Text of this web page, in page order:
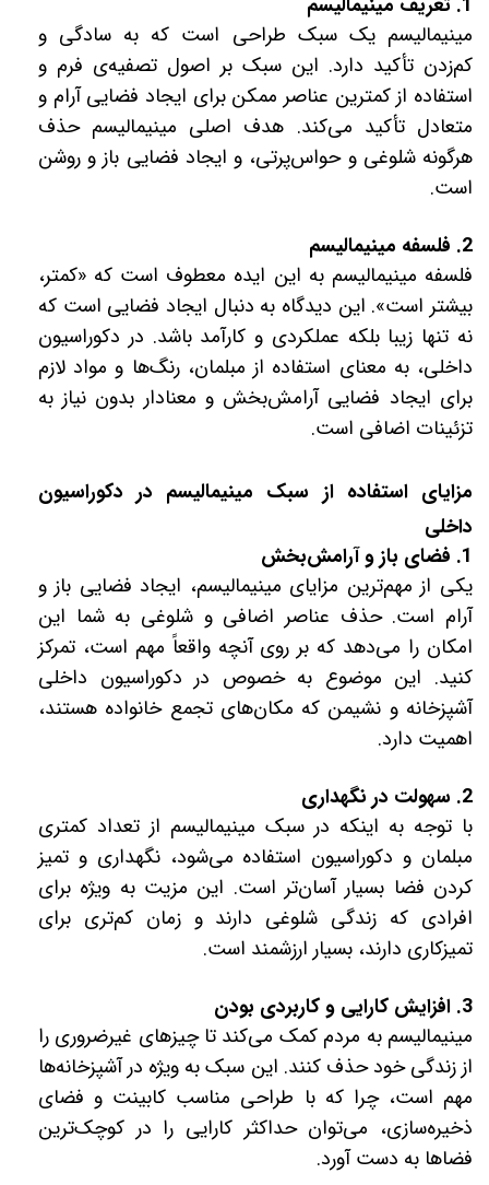
مینیمالیسم یک سبک طراحی است که به سادگی و
کم‌زدن تأکید دارد. این سبک بر اصول تصفیه‌ی فرم و
استفاده از کمترین عناصر ممکن برای ایجاد فضایی آرام و
متعادل تأکید می‌کند. هدف اصلی مینیمالیسم حذف
هرگونه شلوغی و حواس‌پرتی، و ایجاد فضایی باز و روشن
است.
2. فلسفه مینیمالیسم
فلسفه مینیمالیسم به این ایده معطوف است که «کمتر،
بیشتر است». این دیدگاه به دنبال ایجاد فضایی است که
نه تنها زیبا بلکه عملکردی و کارآمد باشد. در دکوراسیون
داخلی، به معنای استفاده از مبلمان، رنگ‌ها و مواد لازم
برای ایجاد فضایی آرامش‌بخش و معنادار بدون نیاز به
تزئینات اضافی است.
مزایای استفاده از سبک مینیمالیسم در دکوراسیون
داخلی
1. فضای باز و آرامش‌بخش
یکی از مهم‌ترین مزایای مینیمالیسم، ایجاد فضایی باز و
آرام است. حذف عناصر اضافی و شلوغی به شما این
امکان را می‌دهد که بر روی آنچه واقعاً مهم است، تمرکز
کنید. این موضوع به خصوص در دکوراسیون داخلی
آشپزخانه و نشیمن که مکان‌های تجمع خانواده هستند،
اهمیت دارد.
2. سهولت در نگهداری
با توجه به اینکه در سبک مینیمالیسم از تعداد کمتری
مبلمان و دکوراسیون استفاده می‌شود، نگهداری و تمیز
کردن فضا بسیار آسان‌تر است. این مزیت به ویژه برای
افرادی که زندگی شلوغی دارند و زمان کم‌تری برای
تمیزکاری دارند، بسیار ارزشمند است.
3. افزایش کارایی و کاربردی بودن
مینیمالیسم به مردم کمک می‌کند تا چیزهای غیرضروری را
از زندگی خود حذف کنند. این سبک به ویژه در آشپزخانه‌ها
مهم است، چرا که با طراحی مناسب کابینت و فضای
ذخیره‌سازی، می‌توان حداکثر کارایی را در کوچک‌ترین
فضاها به دست آورد.